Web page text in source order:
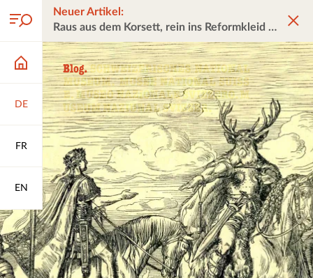
DE
FR
EN
Neuer Artikel:
Raus aus dem Korsett, rein ins Reformkleid